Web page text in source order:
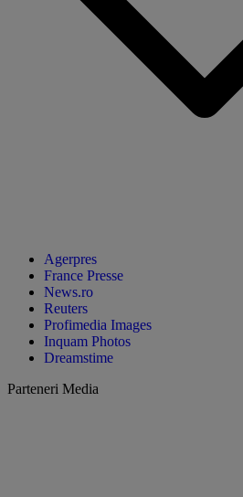
Agerpres
France Presse
News.ro
Reuters
Profimedia Images
Inquam Photos
Dreamstime
Parteneri Media